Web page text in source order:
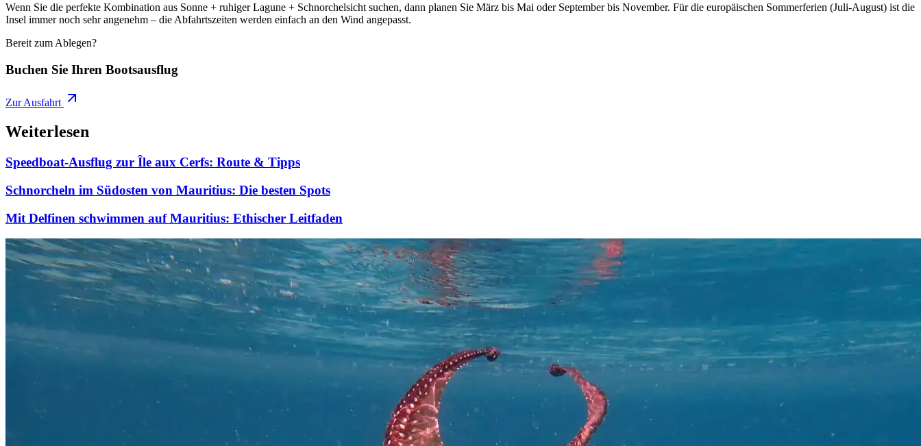
Wenn Sie die perfekte Kombination aus Sonne + ruhiger Lagune + Schnorchelsicht suchen, dann planen Sie März bis Mai oder September bis November. Für die europäischen Sommerferien (Juli-August) ist die
Insel immer noch sehr angenehm – die Abfahrtszeiten werden einfach an den Wind angepasst.
Bereit zum Ablegen?
Buchen Sie Ihren Bootsausflug
Zur Ausfahrt
Weiterlesen
Speedboat-Ausflug zur Île aux Cerfs: Route & Tipps
Schnorcheln im Südosten von Mauritius: Die besten Spots
Mit Delfinen schwimmen auf Mauritius: Ethischer Leitfaden